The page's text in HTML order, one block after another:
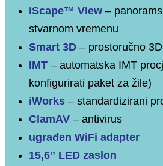
iScape™ View –
stvarnom vremenu
Smart 3D – prostoručno
IMT – automatska IMT
konfigurirati paket za žile)
iWorks – standardizirani
ClamAV – antivirus
ugrađen WiFi adapter
15,6” LED zaslon